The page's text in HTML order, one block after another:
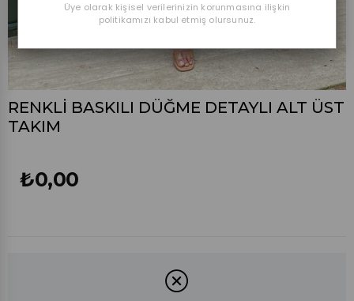
RENKLİ BASKILI DÜĞME DETAYLI ALT ÜST
TAKIM
₺0,00
Üye olarak kişisel verilerinizin korunmasına ilişkin
politikamızı kabul etmiş olursunuz.